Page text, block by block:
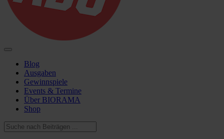
Blog
Ausgaben
Gewinnspiele
Events & Termine
Über BIORAMA
Shop